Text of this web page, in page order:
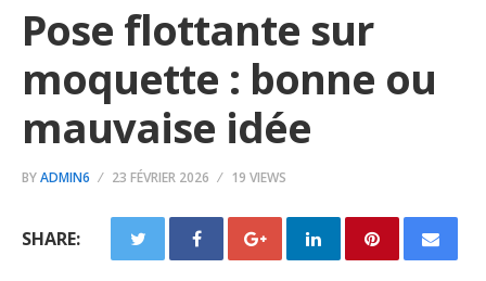
Pose flottante sur
moquette : bonne ou
mauvaise idée
BYADMIN6 23 FÉVRIER 2026 19 VIEWS
SHARE: